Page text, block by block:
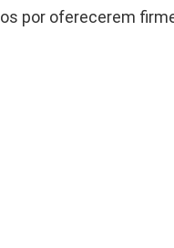
por oferecerem